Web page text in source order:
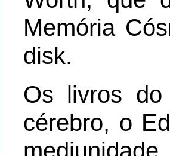
Memória
disk.
Os livros
cérebro, o